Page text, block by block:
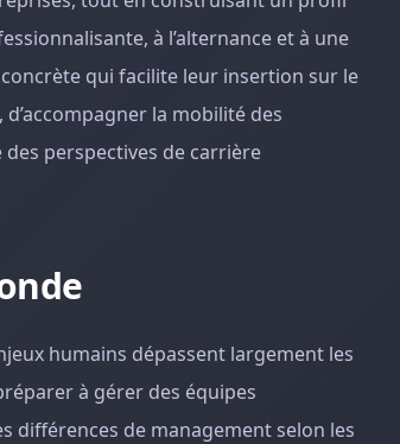
à l’alternance et à une
qui facilite leur insertion sur le
la mobilité des
perspectives de carrière
humains dépassent largement les
à gérer des équipes
différences de management selon les